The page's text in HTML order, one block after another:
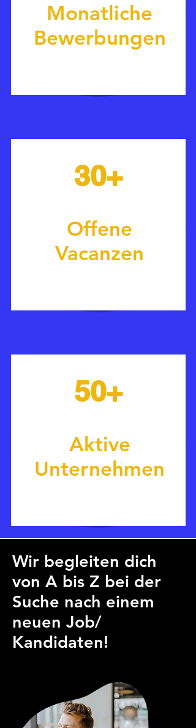
Monatliche
Bewerbungen
30+
Offene
Vacanzen
50+
Aktive
Unternehmen
Wir begleiten dich
von A bis Z bei der
Suche nach einem
neuen Job/
Kandidaten!